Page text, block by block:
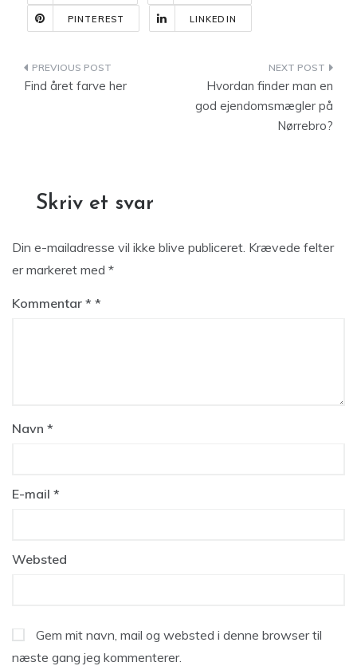
PINTEREST LINKEDIN
Indlægsnavigation
Find året farve her
Hvordan finder man en
god ejendomsmægler på
Nørrebro?
Skriv et svar
Din e-mailadresse vil ikke blive publiceret. Krævede felter
er markeret med *
Kommentar *
Navn *
E-mail *
Websted
Gem mit navn, mail og websted i denne browser til
næste gang jeg kommenterer.